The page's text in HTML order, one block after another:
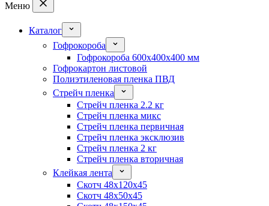
Меню
Каталог
Гофрокороба
Гофрокороба 600x400x400 мм
Гофрокартон листовой
Полиэтиленовая пленка ПВД
Стрейч пленка
Стрейч пленка 2.2 кг
Стрейч пленка микс
Стрейч пленка первичная
Стрейч пленка эксклюзив
Стрейч пленка 2 кг
Стрейч пленка вторичная
Клейкая лента
Скотч 48x120x45
Скотч 48x50x45